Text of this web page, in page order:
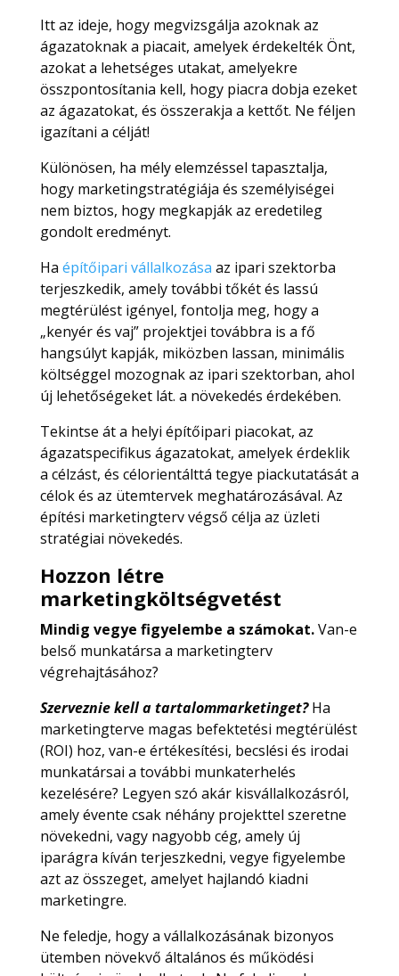
Itt az ideje, hogy megvizsgálja azoknak az
ágazatoknak a piacait, amelyek érdekelték Önt,
azokat a lehetséges utakat, amelyekre
összpontosítania kell, hogy piacra dobja ezeket
az ágazatokat, és összerakja a kettőt. Ne féljen
igazítani a célját!
Különösen, ha mély elemzéssel tapasztalja,
hogy marketingstratégiája és személyiségei
nem biztos, hogy megkapják az eredetileg
gondolt eredményt.
Ha építőipari vállalkozása az ipari szektorba
terjeszkedik, amely további tőkét és lassú
megtérülést igényel, fontolja meg, hogy a
„kenyér és vaj” projektjei továbbra is a fő
hangsúlyt kapják, miközben lassan, minimális
költséggel mozognak az ipari szektorban, ahol
új lehetőségeket lát. a növekedés érdekében.
Tekintse át a helyi építőipari piacokat, az
ágazatspecifikus ágazatokat, amelyek érdeklik
a célzást, és célorientálttá tegye piackutatását a
célok és az ütemtervek meghatározásával. Az
építési marketingterv végső célja az üzleti
stratégiai növekedés.
Hozzon létre
marketingköltségvetést
Mindig vegye figyelembe a számokat.Van-e
belső munkatársa a marketingterv
végrehajtásához?
Szerveznie kell a tartalommarketinget?Ha
marketingterve magas befektetési megtérülést
(ROI) hoz, van-e értékesítési, becslési és irodai
munkatársai a további munkaterhelés
kezelésére? Legyen szó akár kisvállalkozásról,
amely évente csak néhány projekttel szeretne
növekedni, vagy nagyobb cég, amely új
iparágra kíván terjeszkedni, vegye figyelembe
azt az összeget, amelyet hajlandó kiadni
marketingre.
Ne feledje, hogy a vállalkozásának bizonyos
ütemben növekvő általános és működési